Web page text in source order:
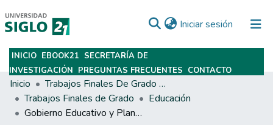
Iniciar sesión (current)
Subir
INICIO EBOOK21 SECRETARÍA DE
INVESTIGACIÓN PREGUNTAS FRECUENTES CONTACTO
Inicio
Trabajos Finales De Grado Y Posgrado
Trabajos Finales de Grado
Educación
Gobierno Educativo y Planeamiento: Acuerdos Escolares de Convivencia (AEC) Institución Educativa Pública: I. P. E. M. Nº 193 “José María Paz